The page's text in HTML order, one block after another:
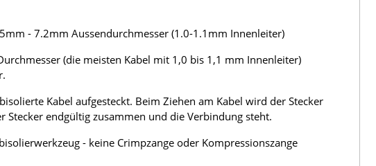
- 7.2mm Aussendurchmesser (1.0-1.1mm Innenleiter)
(die meisten Kabel mit 1,0 bis 1,1 mm Innenleiter)
Kabel aufgesteckt. Beim Ziehen am Kabel wird der Stecker
Stecker endgültig zusammen und die Verbindung steht.
- keine Crimpzange oder Kompressionszange